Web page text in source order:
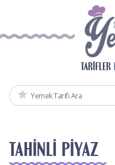
TARIFLER
TAHINLI PIYAZ